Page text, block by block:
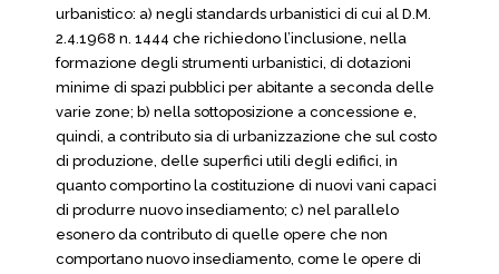
urbanistico: a) negli standards urbanistici di cui al D.M.
2.4.1968 n. 1444 che richiedono l’inclusione, nella
formazione degli strumenti urbanistici, di dotazioni
minime di spazi pubblici per abitante a seconda delle
varie zone; b) nella sottoposizione a concessione e,
quindi, a contributo sia di urbanizzazione che sul costo
di produzione, delle superfici utili degli edifici, in
quanto comportino la costituzione di nuovi vani capaci
di produrre nuovo insediamento; c) nel parallelo
esonero da contributo di quelle opere che non
comportano nuovo insediamento, come le opere di